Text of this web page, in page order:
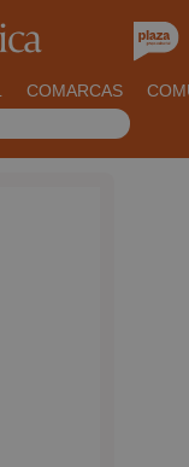
COMARCAS